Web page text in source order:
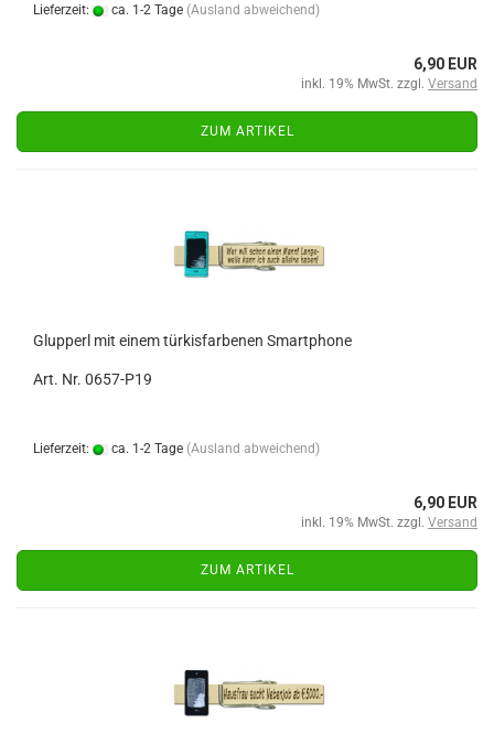
Lieferzeit: ca. 1-2 Tage (Ausland abweichend)
6,90 EUR
inkl. 19% MwSt. zzgl. Versand
ZUM ARTIKEL
Glupperl mit einem türkisfarbenen Smartphone
Art. Nr. 0657-P19
Lieferzeit: ca. 1-2 Tage (Ausland abweichend)
6,90 EUR
inkl. 19% MwSt. zzgl. Versand
ZUM ARTIKEL